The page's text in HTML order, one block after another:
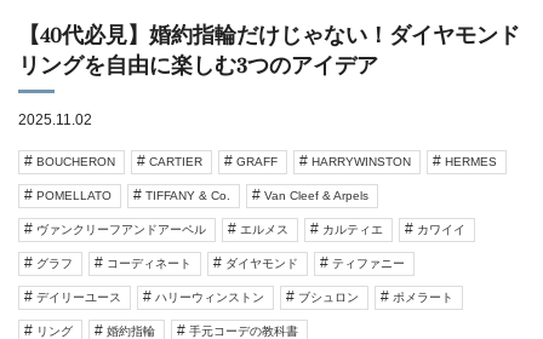
【40代必見】婚約指輪だけじゃない！ダイヤモンド
リングを自由に楽しむ3つのアイデア
2025.11.02
BOUCHERON CARTIER GRAFF HARRYWINSTON HERMES
POMELLATO TIFFANY & Co. Van Cleef & Arpels
ヴァンクリーフアンドアーペル エルメス カルティエ カワイイ
グラフ コーディネート ダイヤモンド ティファニー
デイリーユース ハリーウィンストン ブシュロン ポメラート
リング 婚約指輪 手元コーデの教科書